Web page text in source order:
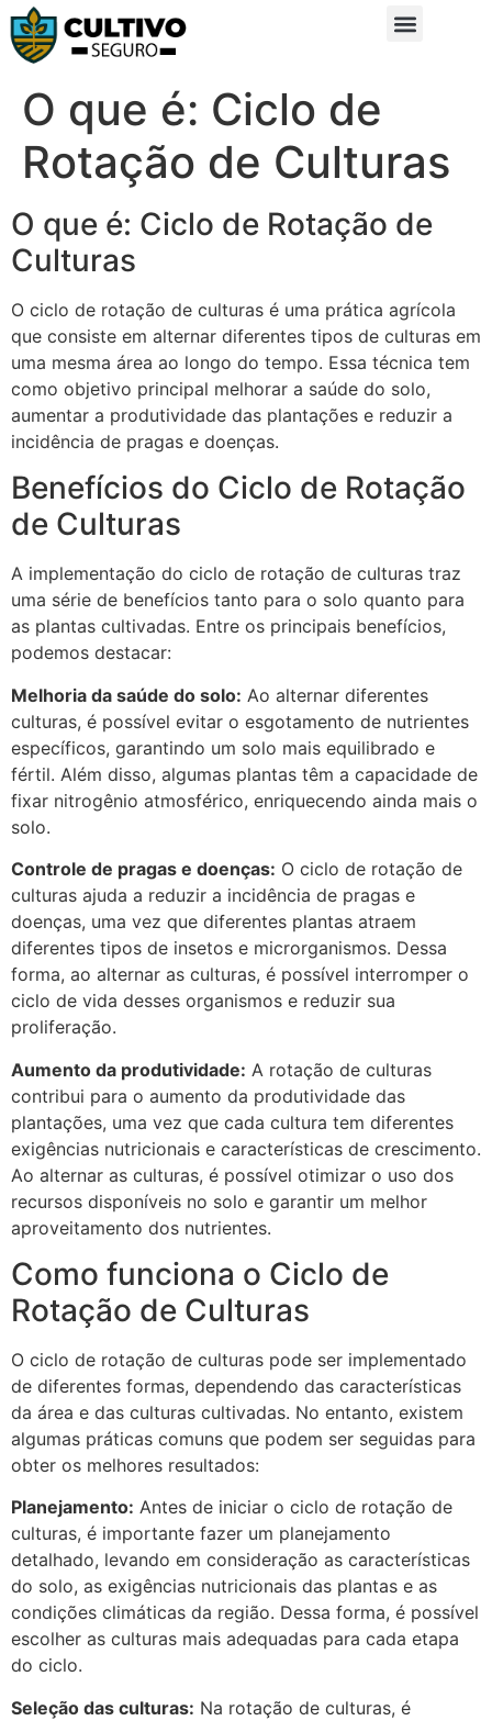
O que é: Ciclo de
Rotação de Culturas
O que é: Ciclo de Rotação de
Culturas
O ciclo de rotação de culturas é uma prática agrícola
que consiste em alternar diferentes tipos de culturas em
uma mesma área ao longo do tempo. Essa técnica tem
como objetivo principal melhorar a saúde do solo,
aumentar a produtividade das plantações e reduzir a
incidência de pragas e doenças.
Benefícios do Ciclo de Rotação
de Culturas
A implementação do ciclo de rotação de culturas traz
uma série de benefícios tanto para o solo quanto para
as plantas cultivadas. Entre os principais benefícios,
podemos destacar:
Melhoria da saúde do solo: Ao alternar diferentes
culturas, é possível evitar o esgotamento de nutrientes
específicos, garantindo um solo mais equilibrado e
fértil. Além disso, algumas plantas têm a capacidade de
fixar nitrogênio atmosférico, enriquecendo ainda mais o
solo.
Controle de pragas e doenças: O ciclo de rotação de
culturas ajuda a reduzir a incidência de pragas e
doenças, uma vez que diferentes plantas atraem
diferentes tipos de insetos e microrganismos. Dessa
forma, ao alternar as culturas, é possível interromper o
ciclo de vida desses organismos e reduzir sua
proliferação.
Aumento da produtividade: A rotação de culturas
contribui para o aumento da produtividade das
plantações, uma vez que cada cultura tem diferentes
exigências nutricionais e características de crescimento.
Ao alternar as culturas, é possível otimizar o uso dos
recursos disponíveis no solo e garantir um melhor
aproveitamento dos nutrientes.
Como funciona o Ciclo de
Rotação de Culturas
O ciclo de rotação de culturas pode ser implementado
de diferentes formas, dependendo das características
da área e das culturas cultivadas. No entanto, existem
algumas práticas comuns que podem ser seguidas para
obter os melhores resultados:
Planejamento: Antes de iniciar o ciclo de rotação de
culturas, é importante fazer um planejamento
detalhado, levando em consideração as características
do solo, as exigências nutricionais das plantas e as
condições climáticas da região. Dessa forma, é possível
escolher as culturas mais adequadas para cada etapa
do ciclo.
Seleção das culturas: Na rotação de culturas, é